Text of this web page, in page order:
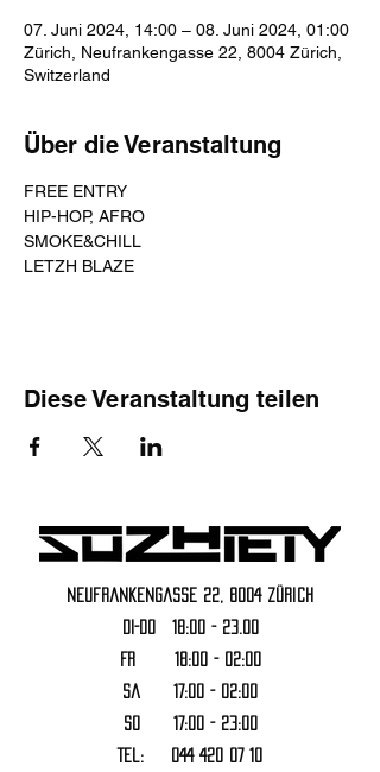
07. Juni 2024, 14:00 – 08. Juni 2024, 01:00
Zürich, Neufrankengasse 22, 8004 Zürich,
Switzerland
Über die Veranstaltung
FREE ENTRY
HIP-HOP, AFRO
SMOKE&CHILL
LETZH BLAZE
Diese Veranstaltung teilen
Neufrankengasse 22, 8004 Zürich
DI-DO 18:00 - 23.00
FR 18:00 - 02:00
Sa 17:00 - 02:00
SO 17:00 - 23:00
Tel: 044 420 07 10